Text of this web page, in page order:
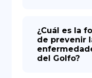
¿Cuál es la
de prevenir
del Golfo?